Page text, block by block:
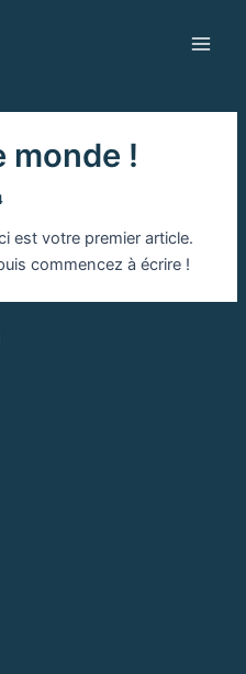
monde !
est votre premier article.
commencez à écrire !